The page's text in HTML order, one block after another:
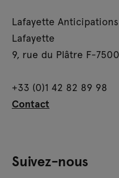
Lafayette
Lafayette
9, rue du Plâtre F-
+33 (0)1 42 82 89 98
Contact
Suivez-nous